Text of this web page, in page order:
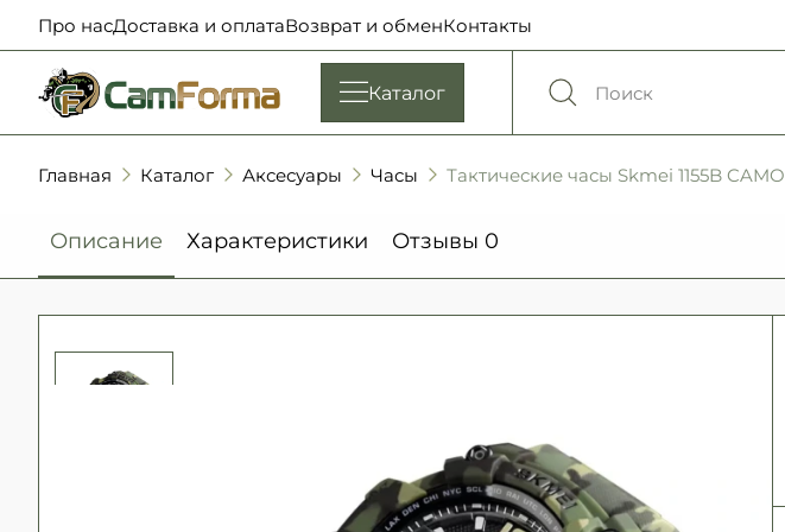
Про насДоставка и оплатаВозврат и обменКонтакты
Каталог
Главная Каталог Аксесуары Часы Тактические часы Skmei 1155B CAMO
Описание Характеристики Отзывы 0